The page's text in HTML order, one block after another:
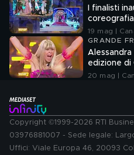
I finalisti
coreografia
19 mag |
GRANDE
Alessandra
edizione di
20 mag |
Copyright ©1999-2026 RTI
03976881007 - Sede legale:
Uffici: Viale Europa 46, 20093